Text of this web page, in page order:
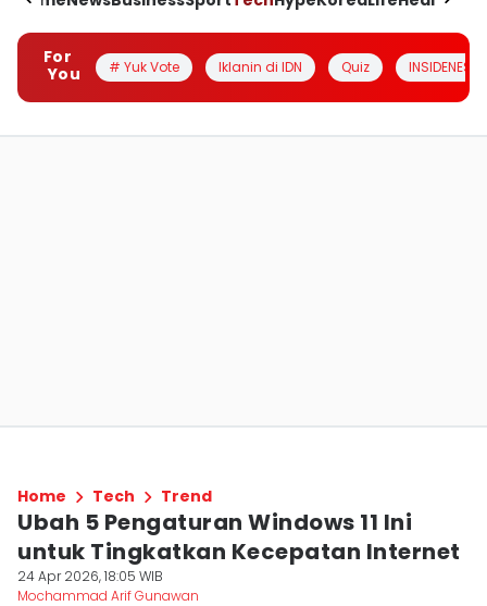
For
You
# Yuk Vote Iklanin di IDN Quiz INSIDENESIA
Home Tech Trend
Ubah 5 Pengaturan Windows 11 Ini
untuk Tingkatkan Kecepatan Internet
24 Apr 2026, 18:05 WIB
Mochammad Arif Gunawan